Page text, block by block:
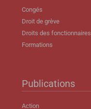
Congés
Droit de grève
Droits des fonctionnaires
Formations
Publications
Action